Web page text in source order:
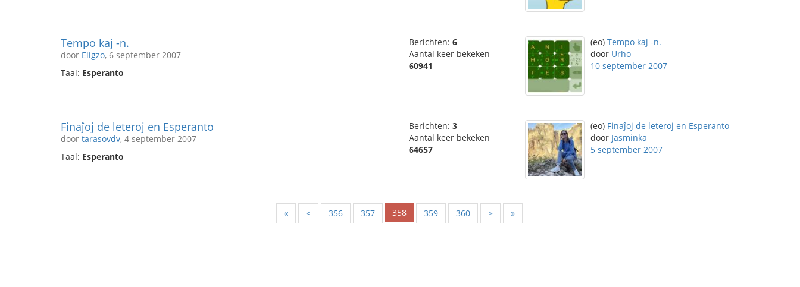
Tempo kaj -n.
door Eligzo, 6 september 2007
Taal: Esperanto
Berichten: 6
Aantal keer bekeken
60941
(eo) Tempo kaj -n.
door Urho
10 september 2007
Finaĵoj de leteroj en Esperanto
door tarasovdv, 4 september 2007
Taal: Esperanto
Berichten: 3
Aantal keer bekeken
64657
(eo) Finaĵoj de leteroj en Esperanto
door Jasminka
5 september 2007
« < 356 357 358 359 360 > »